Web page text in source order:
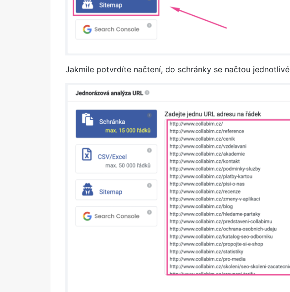
Jakmile potvrdíte načtení, do schránky se načtou jednotlivé